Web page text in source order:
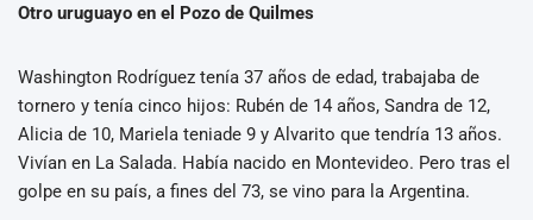
Otro uruguayo en el Pozo de Quilmes
Washington Rodríguez tenía 37 años de edad, trabajaba de
tornero y tenía cinco hijos: Rubén de 14 años, Sandra de 12,
Alicia de 10, Mariela teniade 9 y Alvarito que tendría 13 años.
Vivían en La Salada. Había nacido en Montevideo. Pero tras el
golpe en su país, a fines del 73, se vino para la Argentina.